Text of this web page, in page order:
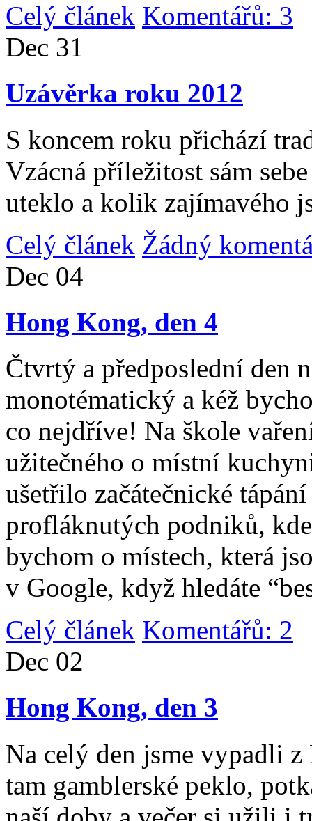
Celý článek Komentářů: 3
Dec 31
Uzávěrka roku 2012
S koncem roku přichází
Vzácná příležitost sám
uteklo a kolik zajímavého
Celý článek Žádný
Dec 04
Hong Kong, den 4
Čtvrtý a předposlední den
monotématický a kéž
co nejdříve! Na škole
užitečného o místní
ušetřilo začátečnické
profláknutých podniků,
bychom o místech, která
v Google, když hledáte
Celý článek Komentářů: 2
Dec 02
Hong Kong, den 3
Na celý den jsme vypadli
tam gamblerské peklo,